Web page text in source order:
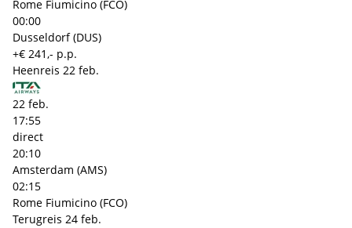
Rome Fiumicino (FCO)
00:00
Dusseldorf (DUS)
+€ 241,- p.p.
Heenreis 22 feb.
22 feb.
17:55
direct
20:10
Amsterdam (AMS)
02:15
Rome Fiumicino (FCO)
Terugreis 24 feb.